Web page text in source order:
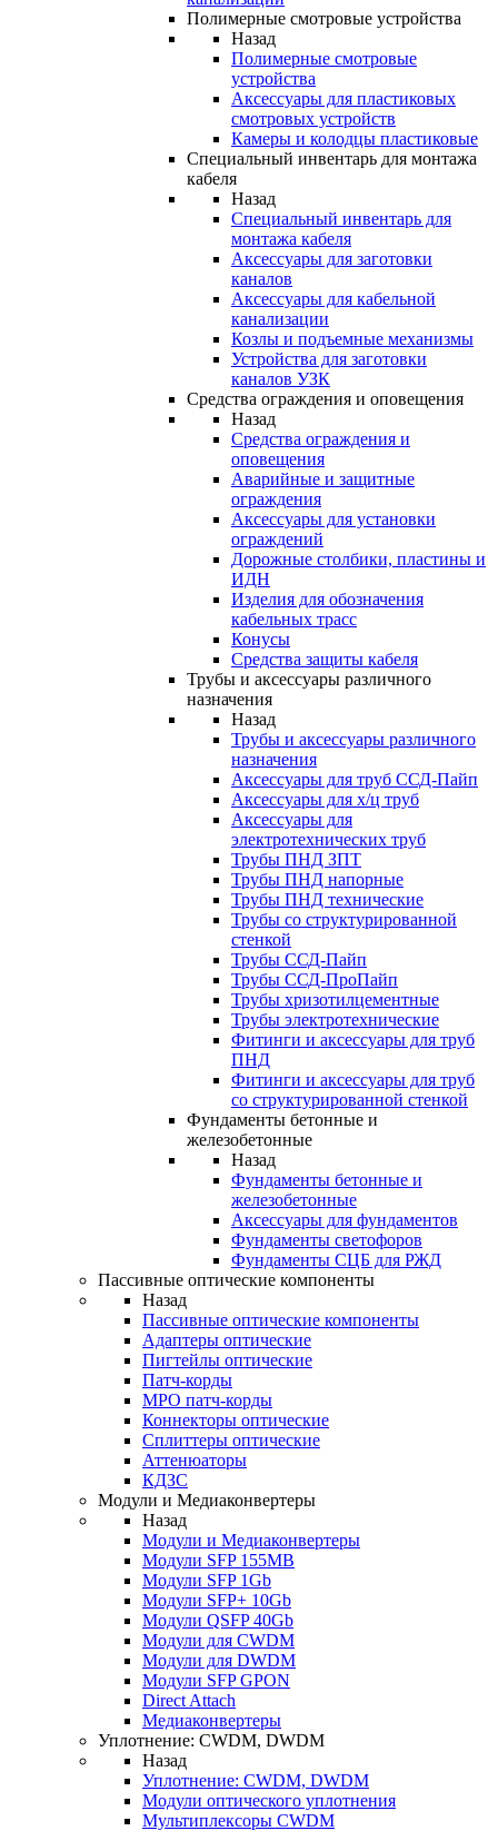
Полимерные смотровые устройства
Назад
Полимерные смотровые
устройства
Аксессуары для пластиковых
смотровых устройств
Камеры и колодцы пластиковые
Специальный инвентарь для монтажа
кабеля
Назад
Специальный инвентарь для
монтажа кабеля
Аксессуары для заготовки
каналов
Аксессуары для кабельной
канализации
Козлы и подъемные механизмы
Устройства для заготовки
каналов УЗК
Средства ограждения и оповещения
Назад
Средства ограждения и
оповещения
Аварийные и защитные
ограждения
Аксессуары для установки
ограждений
Дорожные столбики, пластины и
ИДН
Изделия для обозначения
кабельных трасс
Конусы
Средства защиты кабеля
Трубы и аксессуары различного
назначения
Назад
Трубы и аксессуары различного
назначения
Аксессуары для труб ССД-Пайп
Аксессуары для х/ц труб
Аксессуары для
электротехнических труб
Трубы ПНД ЗПТ
Трубы ПНД напорные
Трубы ПНД технические
Трубы со структурированной
стенкой
Трубы ССД-Пайп
Трубы ССД-ПроПайп
Трубы хризотилцементные
Трубы электротехнические
Фитинги и аксессуары для труб
ПНД
Фитинги и аксессуары для труб
со структурированной стенкой
Фундаменты бетонные и
железобетонные
Назад
Фундаменты бетонные и
железобетонные
Аксессуары для фундаментов
Фундаменты светофоров
Фундаменты СЦБ для РЖД
Пассивные оптические компоненты
Назад
Пассивные оптические компоненты
Адаптеры оптические
Пигтейлы оптические
Патч-корды
MPO патч-корды
Коннекторы оптические
Сплиттеры оптические
Аттенюаторы
КДЗС
Модули и Медиаконвертеры
Назад
Модули и Медиаконвертеры
Модули SFP 155MB
Модули SFP 1Gb
Модули SFP+ 10Gb
Модули QSFP 40Gb
Модули для CWDM
Модули для DWDM
Модули SFP GPON
Direct Attach
Медиаконвертеры
Уплотнение: CWDM, DWDM
Назад
Уплотнение: CWDM, DWDM
Модули оптического уплотнения
Мультиплексоры CWDM